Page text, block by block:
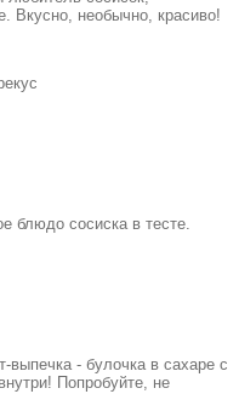
Вкусно, необычно, красиво!
блюдо сосиска в тесте.
выпечка - булочка в сахаре с
Попробуйте, не